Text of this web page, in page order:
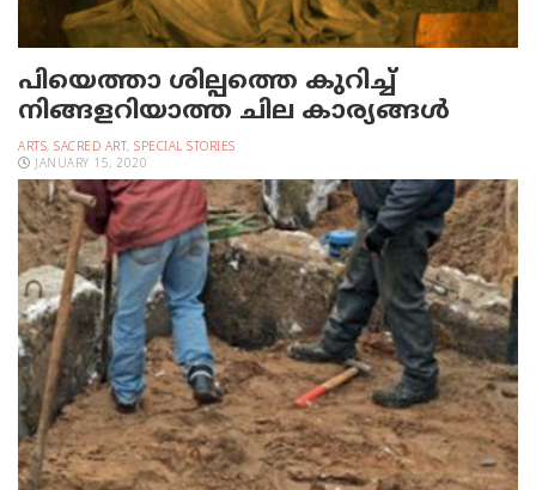
പിയെത്താ ശില്പത്തെ കുറിച്ച്
നിങ്ങളറിയാത്ത ചില കാര്യങ്ങള്‍
ARTS, SACRED ART, SPECIAL STORIES
JANUARY 15, 2020